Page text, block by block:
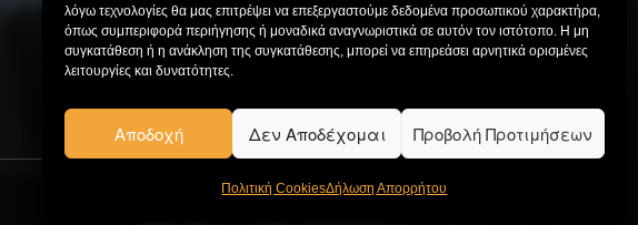
λόγω τεχνολογίες θα μας επιτρέψει να επεξεργαστούμε δεδομένα προσωπικού χαρακτήρα,
όπως συμπεριφορά περιήγησης ή μοναδικά αναγνωριστικά σε αυτόν τον ιστότοπο. Η μη
συγκατάθεση ή η ανάκληση της συγκατάθεσης, μπορεί να επηρεάσει αρνητικά ορισμένες
λειτουργίες και δυνατότητες.
Αποδοχή Δεν Αποδέχομαι Προβολή Προτιμήσεων
Πολιτική CookiesΔήλωση Απορρήτου
Κατάστημα:210 97 15 699